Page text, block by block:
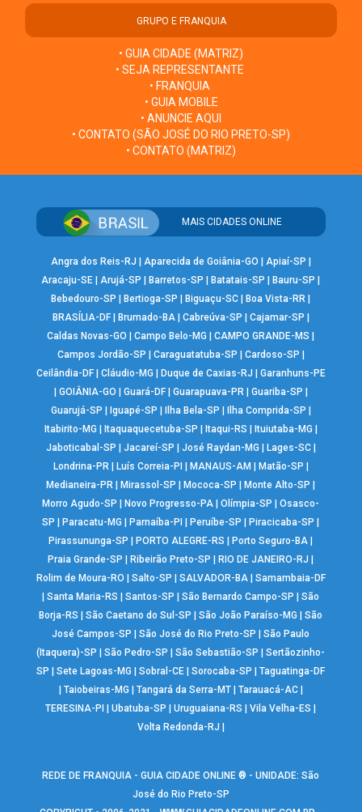
GRUPO E FRANQUIA
• GUIA CIDADE (MATRIZ)
• SEJA REPRESENTANTE
• FRANQUIA
• GUIA MOBILE
• ANUNCIE AQUI
• CONTATO (SÃO JOSÉ DO RIO PRETO-SP)
• CONTATO (MATRIZ)
MAIS CIDADES ONLINE
Angra dos Reis-RJ | Aparecida de Goiânia-GO | Apiaí-SP |
Aracaju-SE | Arujá-SP |Barretos-SP |Batatais-SP |Bauru-SP |
Bebedouro-SP |Bertioga-SP |Biguaçu-SC |Boa Vista-RR |
BRASÍLIA-DF| Brumado-BA| Cabreúva-SP | Cajamar-SP |
Caldas Novas-GO |Campo Belo-MG |CAMPO GRANDE-MS |
Campos Jordão-SP | Caraguatatuba-SP | Cardoso-SP |
Ceilândia-DF| Cláudio-MG | Duque de Caxias-RJ | Garanhuns-PE
| GOIÂNIA-GO | Guará-DF| Guarapuava-PR | Guariba-SP |
Guarujá-SP | Iguapé-SP | Ilha Bela-SP | Ilha Comprida-SP |
Itabirito-MG | Itaquaquecetuba-SP | Itaqui-RS | Ituiutaba-MG |
Jaboticabal-SP | Jacareí-SP | José Raydan-MG | Lages-SC|
Londrina-PR | Luís Correia-PI | MANAUS-AM | Matão-SP |
Medianeira-PR |Mirassol-SP |Mococa-SP |Monte Alto-SP |
Morro Agudo-SP |Novo Progresso-PA |Olímpia-SP |Osasco-
SP |Paracatu-MG |Parnaíba-PI |Peruíbe-SP |Piracicaba-SP |
Pirassununga-SP |PORTO ALEGRE-RS |Porto Seguro-BA |
Praia Grande-SP |Ribeirão Preto-SP |RIO DE JANEIRO-RJ |
Rolim de Moura-RO | Salto-SP | SALVADOR-BA| Samambaia-DF
|Santa Maria-RS |Santos-SP |São Bernardo Campo-SP |São
Borja-RS |São Caetano do Sul-SP |São João Paraíso-MG |São
José Campos-SP |São José do Rio Preto-SP |São Paulo
(Itaquera)-SP |São Pedro-SP |São Sebastião-SP |Sertãozinho-
SP |Sete Lagoas-MG |Sobral-CE |Sorocaba-SP |Taguatinga-DF
| Taiobeiras-MG | Tangará da Serra-MT| Tarauacá-AC|
TERESINA-PI |Ubatuba-SP |Uruguaiana-RS |Vila Velha-ES |
Volta Redonda-RJ |
REDE DE FRANQUIA - GUIA CIDADE ONLINE ® - UNIDADE: São
José do Rio Preto-SP